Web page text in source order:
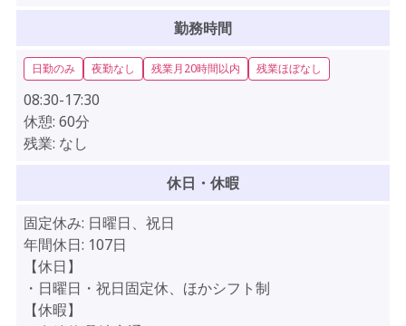
勤務時間
日勤のみ 夜勤なし 残業月20時間以内 残業ほぼなし
08:30-17:30
休憩: 60分
残業: なし
休日・休暇
固定休み: 日曜日、祝日
年間休日: 107日
【休日】
・日曜日・祝日固定休、ほかシフト制
【休暇】